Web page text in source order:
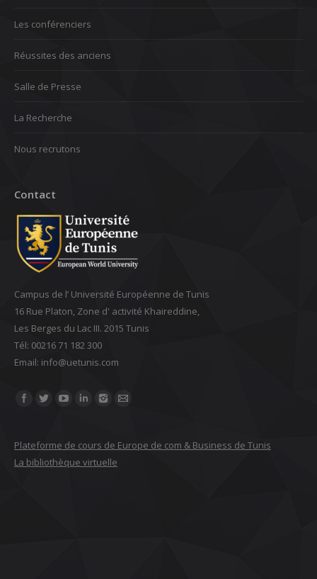
Les conférenciers
Réussites des anciens
Salle de Presse
La Recherche
Nous recrutons
Contact
Campus de l’ Université Européenne de Tunis
16 Rue Platon, Zone d' activité Khaireddine,
Les Berges du Lac III. 2015 Tunis
Tél: 00216 71 182 300
Email: ‎info@uetunis.com
Find us on:
Plateforme de cours de Europe de com & Business de Tunis
La bibliothèque virtuelle